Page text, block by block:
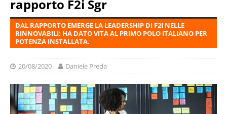
rapporto F2i Sgr
DAL RAPPORTO EMERGE LA LEADERSHIP DI F2I NELLE
RINNOVABILI; HA DATO VITA AL PRIMO POLO ITALIANO PER
POTENZA INSTALLATA.
20/08/2020 Daniele Preda